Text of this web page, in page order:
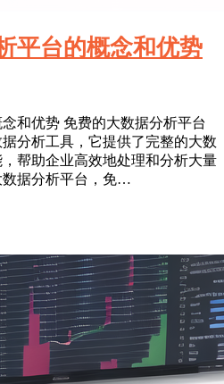
平台的概念和优势
和优势 免费的大数据分析平台
分析工具，它提供了完整的大数
帮助企业高效地处理和分析大量
数据分析平台，免…